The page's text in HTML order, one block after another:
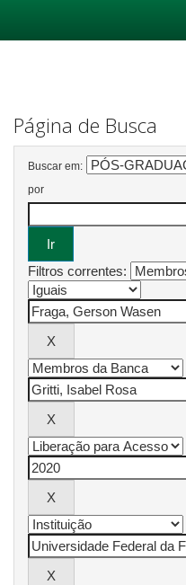
Página de Busca
Buscar em:
por
Filtros correntes: